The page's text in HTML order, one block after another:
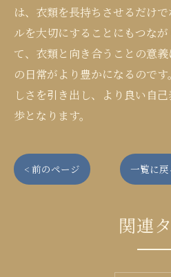
は、衣類を長持ちさせるだけ
ルを大切にすることにもつな
て、衣類と向き合うことの意
の日常がより豊かになるので
しさを引き出し、より良い自
歩となります。
< 前のページ 一覧に戻
関連